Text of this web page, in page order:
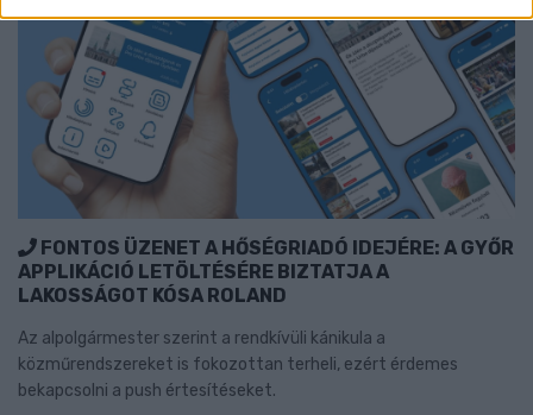
FONTOS ÜZENET A HŐSÉGRIADÓ IDEJÉRE: A GYŐR
APPLIKÁCIÓ LETÖLTÉSÉRE BIZTATJA A
LAKOSSÁGOT KÓSA ROLAND
Az alpolgármester szerint a rendkívüli kánikula a
közműrendszereket is fokozottan terheli, ezért érdemes
bekapcsolni a push értesítéseket.